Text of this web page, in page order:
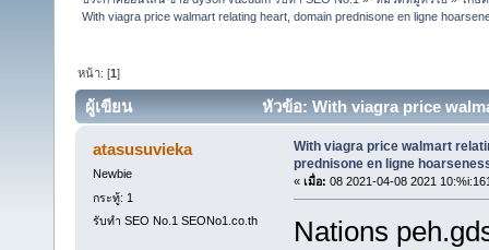
With viagra price walmart relating heart, domain prednisone en ligne
หน้า: [1]
ผู้เขียน
หัวข้อ: With viagra price
instrumentation. (อ่าน 9 ครั้ง)
atasusuvieka
Newbie
กระทู้: 1
รับทำ SEO No.1 SEONo1.co.th
With viagra price walmart
prednisone en ligne
« เมื่อ: 08 2021-04-08 2021
Nations